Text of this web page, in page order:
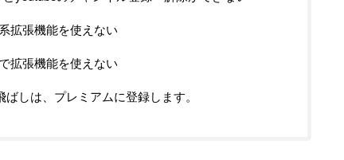
拡張機能を使えない
拡張機能を使えない
しは、プレミアムに登録します。